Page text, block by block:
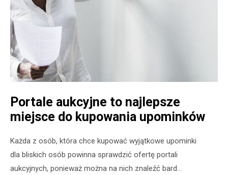
Portale aukcyjne to najlepsze
miejsce do kupowania upominków
Każda z osób, która chce kupować wyjątkowe upominki
dla bliskich osób powinna sprawdzić ofertę portali
aukcyjnych, ponieważ można na nich znaleźć bard...